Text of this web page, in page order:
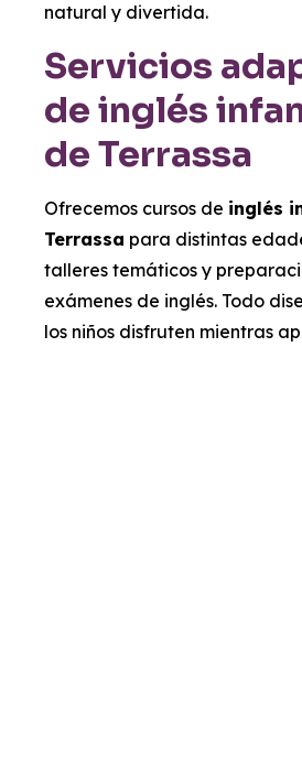
natural y divertida.
Servicios
de inglés
de Terrassa
Ofrecemos cursos de inglés
Terrassa para distintas
talleres temáticos y
exámenes de inglés. Todo
los niños disfruten mientras